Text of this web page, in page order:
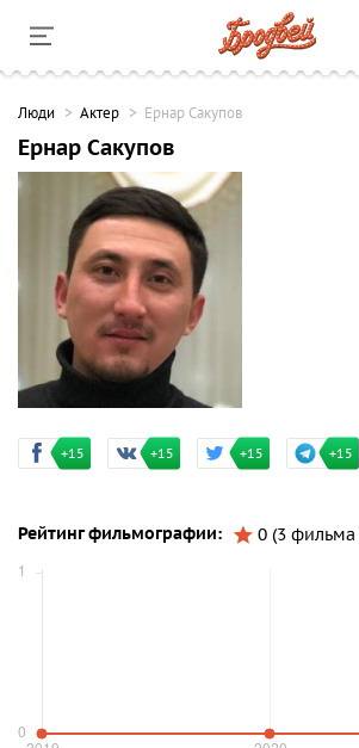
Люди Актер Ернар Сакупов
Ернар Сакупов
+15 +15 +15 +15
Рейтинг фильмографии: 0 (3 фильма